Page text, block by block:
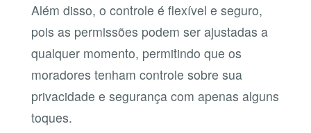
Além disso, o controle é flexível e seguro,
pois as permissões podem ser ajustadas a
qualquer momento, permitindo que os
moradores tenham controle sobre sua
privacidade e segurança com apenas alguns
toques.